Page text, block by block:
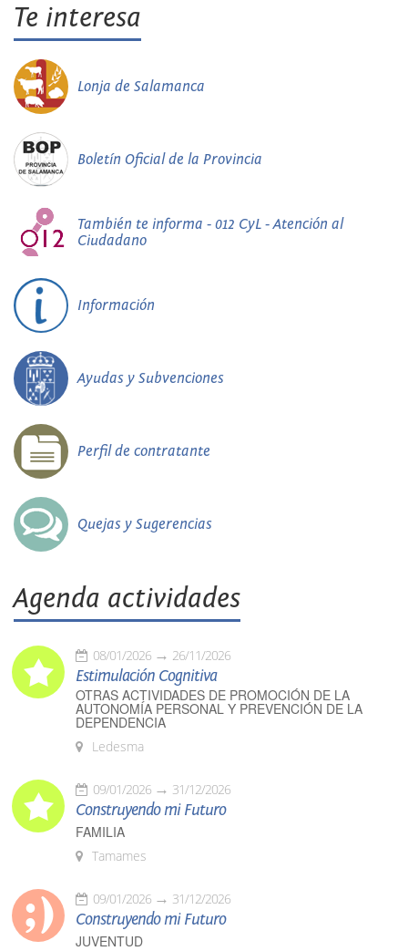
Te interesa
Lonja de Salamanca
Boletín Oficial de la Provincia
También te informa - 012 CyL - Atención al
Ciudadano
Información
Ayudas y Subvenciones
Perfil de contratante
Quejas y Sugerencias
Agenda actividades
08/01/2026 26/11/2026
Estimulación Cognitiva
OTRAS ACTIVIDADES DE PROMOCIÓN DE LA
AUTONOMÍA PERSONAL Y PREVENCIÓN DE LA
DEPENDENCIA
Ledesma
09/01/2026 31/12/2026
Construyendo mi Futuro
FAMILIA
Tamames
09/01/2026 31/12/2026
Construyendo mi Futuro
JUVENTUD